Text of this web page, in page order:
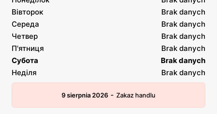
Вівторок
Brak danych
Середа
Brak danych
Четвер
Brak danych
П'ятниця
Brak danych
Субота
Brak danych
Неділя
Brak danych
9 sierpnia 2026 - Zakaz handlu